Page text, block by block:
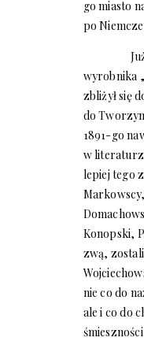
go miasto
po
wyrobnika
zbliżył się
do
1891-go
w
lepiej tego
Konopski,
zwą,
nie co do
ale i co do